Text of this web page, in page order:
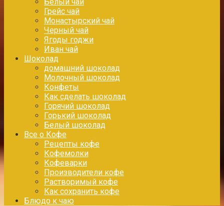
Грейс чай
Монастырский чай
Черный чай
Ягоды годжи
Иван чай
Шоколад
домашний шоколад
Молочный шоколад
Конфеты
Как сделать шоколад
Горячий шоколад
Горький шоколад
Белый шоколад
Все о Кофе
Рецепты кофе
Кофемолки
Кофеварки
Производители кофе
Растворимый кофе
Как сохранить кофе
Блюдо к чаю